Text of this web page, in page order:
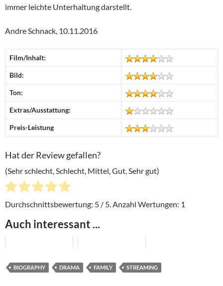
immer leichte Unterhaltung darstellt.
Andre Schnack, 10.11.2016
Film/Inhalt:
Bild:
Ton:
Extras/Ausstattung:
Preis-Leistung
Hat der Review gefallen?
(Sehr schlecht, Schlecht, Mittel, Gut, Sehr gut)
Durchschnittsbewertung: 5 / 5. Anzahl Wertungen: 1
Auch interessant ...
BIOGRAPHY DRAMA FAMILY STREAMING